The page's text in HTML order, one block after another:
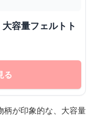
容量フェルトト
る
柄が印象的な、大容量